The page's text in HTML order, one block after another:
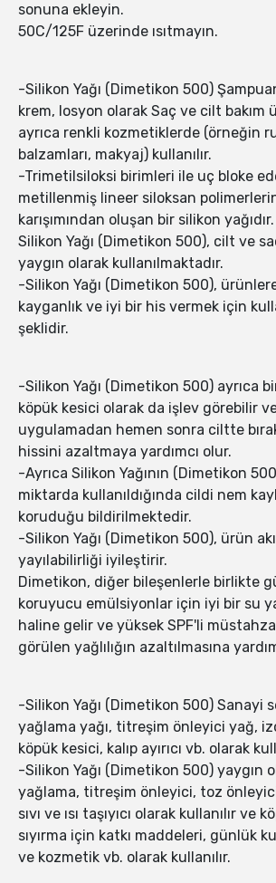
sonuna ekleyin.
50C/125F üzerinde ısıtmayın.
-Silikon Yağı (Dimetikon 500)
krem, losyon olarak Saç ve cilt bakım
ayrıca renkli kozmetiklerde (örneğin
balzamları, makyaj) kullanılır.
-Trimetilsiloksi birimleri ile uç bloke
metillenmiş lineer siloksan
karışımından oluşan bir silikon yağıdır.
Silikon Yağı (Dimetikon 500), cilt ve
yaygın olarak kullanılmaktadır.
-Silikon Yağı (Dimetikon 500),
kayganlık ve iyi bir his vermek için
şeklidir.
-Silikon Yağı (Dimetikon 500) ayrıca
köpük kesici olarak da işlev görebilir
uygulamadan hemen sonra ciltte
hissini azaltmaya yardımcı olur.
-Ayrıca Silikon Yağının (Dimetikon
miktarda kullanıldığında cildi nem
koruduğu bildirilmektedir.
-Silikon Yağı (Dimetikon 500), ürün
yayılabilirliği iyileştirir.
Dimetikon, diğer bileşenlerle birlikte
koruyucu emülsiyonlar için iyi bir su
haline gelir ve yüksek SPF'li
görülen yağlılığın azaltılmasına
-Silikon Yağı (Dimetikon 500) Sanayi
yağlama yağı, titreşim önleyici yağ,
köpük kesici, kalıp ayırıcı vb. olarak
-Silikon Yağı (Dimetikon 500) yaygın
yağlama, titreşim önleyici, toz
sıvı ve ısı taşıyıcı olarak kullanılır ve
sıyırma için katkı maddeleri, günlük
ve kozmetik vb. olarak kullanılır.